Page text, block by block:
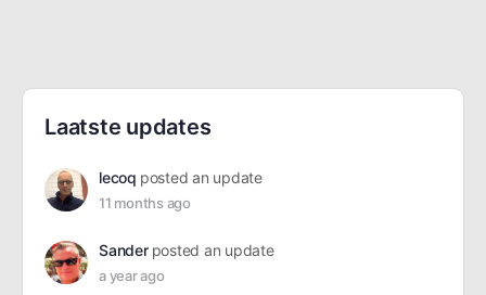
Laatste updates
lecoq posted an update
11 months ago
Sander posted an update
a year ago